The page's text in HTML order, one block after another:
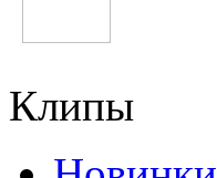
Клипы